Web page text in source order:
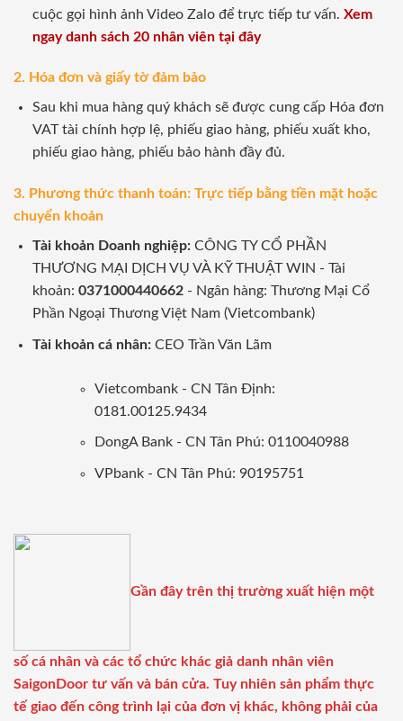
cuộc gọi hình ảnh Video Zalo để trực tiếp tư vấn. Xem
ngay danh sách 20 nhân viên tại đây
2. Hóa đơn và giấy tờ đảm bảo
Sau khi mua hàng quý khách sẽ được cung cấp Hóa đơn
VAT tài chính hợp lệ, phiếu giao hàng, phiếu xuất kho,
phiếu giao hàng, phiếu bảo hành đầy đủ.
3. Phương thức thanh toán: Trực tiếp bằng tiền mặt hoặc
chuyển khoản
Tài khoản Doanh nghiệp:CÔNG TY CỔ PHẦN
THƯƠNG MẠI DỊCH VỤ VÀ KỸ THUẬT WIN - Tài
khoản: 0371000440662- Ngân hàng: Thương Mại Cổ
Phần Ngoại Thương Việt Nam (Vietcombank)
Tài khoản cá nhân: CEO Trần Văn Lãm
Vietcombank - CN Tân Định:
0181.00125.9434
DongA Bank - CN Tân Phú: 0110040988
VPbank - CN Tân Phú: 90195751
Gần đây trên thị trường xuất hiện một
số cá nhân và các tổ chức khác giả danh nhân viên
SaigonDoor tư vấn và bán cửa. Tuy nhiên sản phẩm thực
tế giao đến công trình lại của đơn vị khác, không phải của